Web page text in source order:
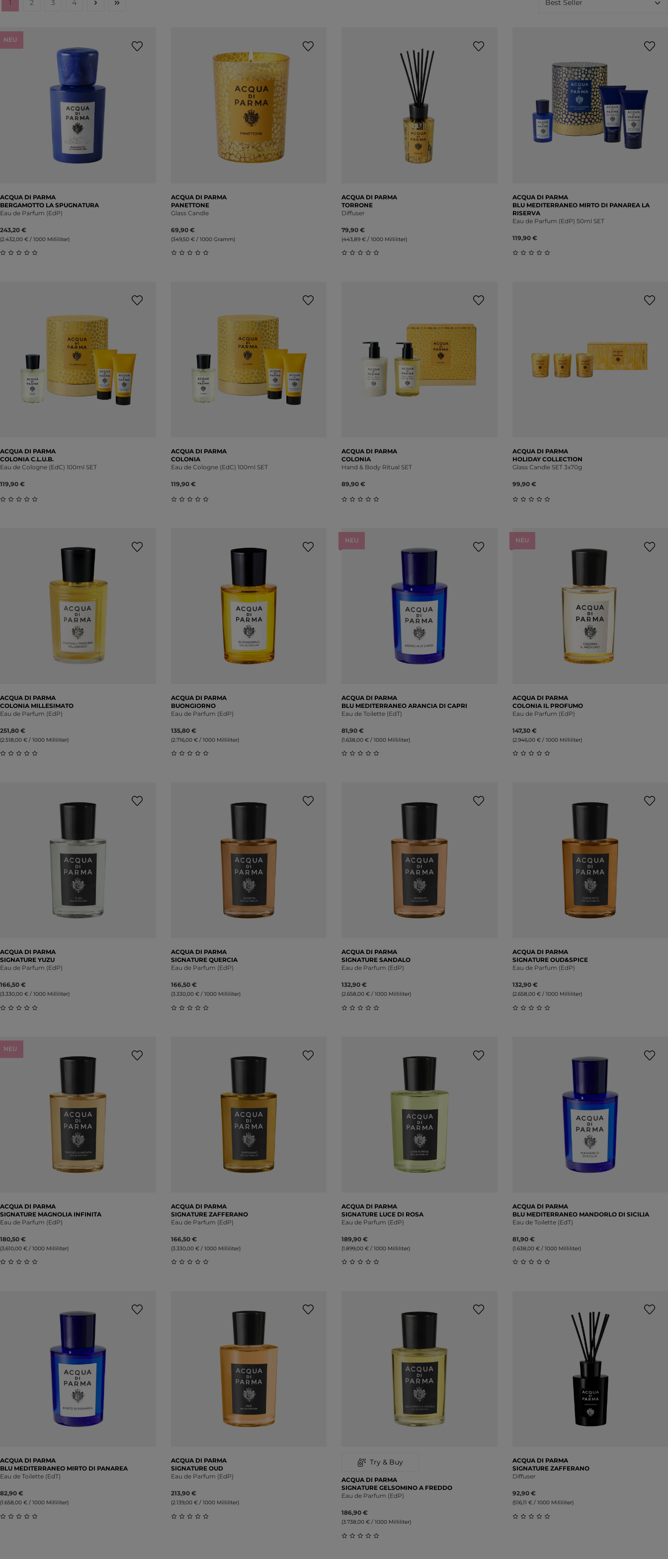
Seite
1 Seite
2 Seite
3 Seite
4
NEU
ACQUA DI PARMA
BERGAMOTTO LA SPUGNATURA
Eau de Parfum (EdP)
243,20 €
(2.432,00 € / 1000 Milliliter)
ACQUA DI PARMA
PANETTONE
Glass Candle
69,90 €
(349,50 € / 1000 Gramm)
ACQUA DI PARMA
TORRONE
Diffuser
79,90 €
(443,89 € / 1000 Milliliter)
ACQUA DI PARMA
BLU MEDITERRANEO MIRTO DI PANAREA LA
RISERVA
Eau de Parfum (EdP) 50ml SET
119,90 €
ACQUA DI PARMA
COLONIA C.L.U.B.
Eau de Cologne (EdC) 100ml SET
119,90 €
ACQUA DI PARMA
COLONIA
Eau de Cologne (EdC) 100ml SET
119,90 €
ACQUA DI PARMA
COLONIA
Hand & Body Ritual SET
89,90 €
ACQUA DI PARMA
HOLIDAY COLLECTION
Glass Candle SET 3x70g
99,90 €
ACQUA DI PARMA
COLONIA MILLESIMATO
Eau de Parfum (EdP)
251,80 €
(2.518,00 € / 1000 Milliliter)
ACQUA DI PARMA
BUONGIORNO
Eau de Parfum (EdP)
135,80 €
(2.716,00 € / 1000 Milliliter)
NEU
ACQUA DI PARMA
BLU MEDITERRANEO ARANCIA DI CAPRI
Eau de Toilette (EdT)
81,90 €
(1.638,00 € / 1000 Milliliter)
NEU
ACQUA DI PARMA
COLONIA IL PROFUMO
Eau de Parfum (EdP)
147,30 €
(2.946,00 € / 1000 Milliliter)
ACQUA DI PARMA
SIGNATURE YUZU
Eau de Parfum (EdP)
166,50 €
(3.330,00 € / 1000 Milliliter)
ACQUA DI PARMA
SIGNATURE QUERCIA
Eau de Parfum (EdP)
166,50 €
(3.330,00 € / 1000 Milliliter)
ACQUA DI PARMA
SIGNATURE SANDALO
Eau de Parfum (EdP)
132,90 €
(2.658,00 € / 1000 Milliliter)
ACQUA DI PARMA
SIGNATURE OUD&SPICE
Eau de Parfum (EdP)
132,90 €
(2.658,00 € / 1000 Milliliter)
NEU
ACQUA DI PARMA
SIGNATURE MAGNOLIA INFINITA
Eau de Parfum (EdP)
180,50 €
(3.610,00 € / 1000 Milliliter)
ACQUA DI PARMA
SIGNATURE ZAFFERANO
Eau de Parfum (EdP)
166,50 €
(3.330,00 € / 1000 Milliliter)
ACQUA DI PARMA
SIGNATURE LUCE DI ROSA
Eau de Parfum (EdP)
189,90 €
(1.899,00 € / 1000 Milliliter)
ACQUA DI PARMA
BLU MEDITERRANEO MANDORLO DI SICILIA
Eau de Toilette (EdT)
81,90 €
(1.638,00 € / 1000 Milliliter)
ACQUA DI PARMA
BLU MEDITERRANEO MIRTO DI PANAREA
Eau de Toilette (EdT)
82,90 €
(1.658,00 € / 1000 Milliliter)
ACQUA DI PARMA
SIGNATURE OUD
Eau de Parfum (EdP)
213,90 €
(2.139,00 € / 1000 Milliliter)
Try & Buy
ACQUA DI PARMA
SIGNATURE GELSOMINO A FREDDO
Eau de Parfum (EdP)
186,90 €
(3.738,00 € / 1000 Milliliter)
ACQUA DI PARMA
SIGNATURE ZAFFERANO
Diffuser
92,90 €
(516,11 € / 1000 Milliliter)